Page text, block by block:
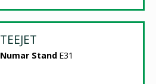
TEEJET
Numar Stand E31